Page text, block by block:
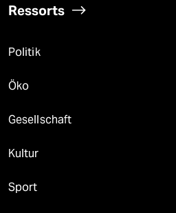
Ressorts
Politik
Öko
Gesellschaft
Kultur
Sport